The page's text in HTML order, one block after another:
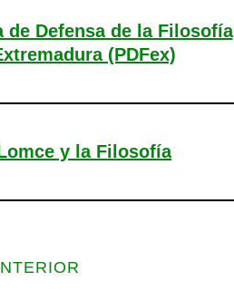
de Defensa de la Filosofía
(PDFex)
y la Filosofía